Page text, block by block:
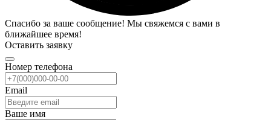
Спасибо за ваше сообщение! Мы свяжемся с вами в
ближайшее время!
Оставить заявку
Номер телефона
Email
Ваше имя